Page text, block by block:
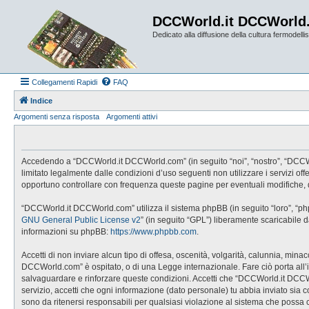
DCCWorld.it
Dedicato alla diffusione della cultura
Collegamenti Rapidi FAQ
Indice
Argomenti senza risposta
Argomenti attivi
Accedendo a “DCCWorld.it DCCWorld.com” (in seguito “noi”, “nostro”,
limitato legalmente dalle condizioni d’uso seguenti non utilizzare i servizi
opportuno controllare con frequenza queste pagine per eventuali
“DCCWorld.it DCCWorld.com” utilizza il sistema phpBB (in seguito “loro”,
GNU General Public License v2” (in seguito “GPL”) liberamente scaricabile
informazioni su phpBB: https://www.phpbb.com.
Accetti di non inviare alcun tipo di offesa, oscenità, volgarità, calunnia,
DCCWorld.com” è ospitato, o di una Legge internazionale. Fare ciò porta
salvaguardare e rinforzare queste condizioni. Accetti che “DCCWorld.it
servizio, accetti che ogni informazione (dato personale) tu abbia inviato sia
sono da ritenersi responsabili per qualsiasi violazione al sistema che possa